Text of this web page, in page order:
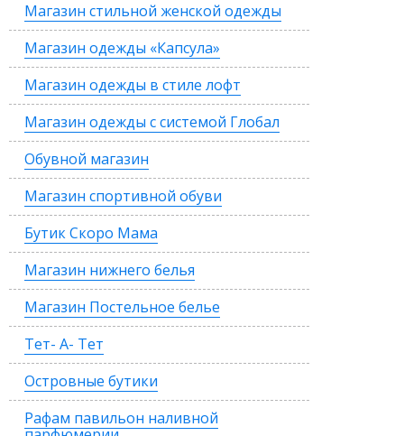
Магазин стильной женской одежды
Магазин одежды «Капсула»
Магазин одежды в стиле лофт
Магазин одежды с системой Глобал
Обувной магазин
Магазин спортивной обуви
Бутик Скоро Мама
Магазин нижнего белья
Магазин Постельное белье
Тет- А- Тет
Островные бутики
Рафам павильон наливной